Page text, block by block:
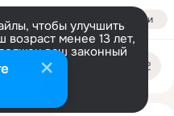
Войти
чтобы улучшить
возраст менее 13 лет,
ваш законный